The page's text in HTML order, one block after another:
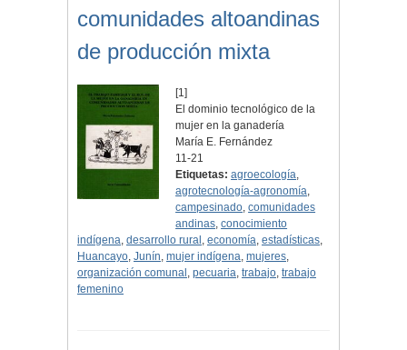
comunidades altoandinas
de producción mixta
[1]
El dominio tecnológico de la
mujer en la ganadería
María E. Fernández
11-21
Etiquetas: agroecología,
agrotecnología-agronomía,
campesinado,comunidades
andinas,conocimiento
indígena, desarrollo rural , economía, estadísticas,
Huancayo, Junín, mujer indígena, mujeres,
organización comunal , pecuaria, trabajo, trabajo
femenino